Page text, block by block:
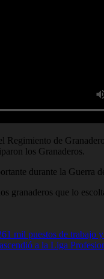
Regimiento de
los Granaderos.
durante la Guerra
granaderos que lo
mil puestos de trabajo
a la Liga